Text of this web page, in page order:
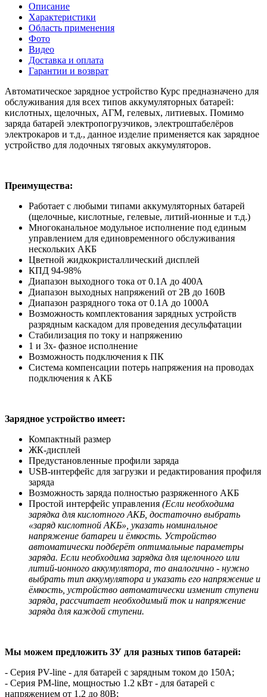
Описание
Характеристики
Область применения
Фото
Видео
Доставка и оплата
Гарантии и возврат
Автоматическое зарядное устройство Курс предназначено для
обслуживания для всех типов аккумуляторных батарей:
кислотных, щелочных, АГМ, гелевых, литиевых. Помимо
заряда батарей электропогрузчиков, электроштабелёров
электрокаров и т.д., данное изделие применяется как зарядное
устройство для лодочных тяговых аккумуляторов.
Преимущества:
Работает с любыми типами аккумуляторных батарей
(щелочные, кислотные, гелевые, литий-ионные и т.д.)
Многоканальное модульное исполнение под единым
управлением для единовременного обслуживания
нескольких АКБ
Цветной жидкокристаллический дисплей
КПД 94-98%
Диапазон выходного тока от 0.1А до 400А
Диапазон выходных напряжений от 2В до 160В
Диапазон разрядного тока от 0.1А до 1000А
Возможность комплектования зарядных устройств
разрядным каскадом для проведения десульфатации
Стабилизация по току и напряжению
1 и 3х- фазное исполнение
Возможность подключения к ПК
Система компенсации потерь напряжения на проводах
подключения к АКБ
Зарядное устройство имеет:
Компактный размер
ЖК-дисплей
Предустановленные профили заряда
USB-интерфейс для загрузки и редактирования профиля
заряда
Возможность заряда полностью разряженного АКБ
Простой интерфейс управления (Если необходима
зарядка для кислотного АКБ, достаточно выбрать
«заряд кислотной АКБ», указать номинальное
напряжение батареи и ёмкость. Устройство
автоматически подберёт оптимальные параметры
заряда. Если необходима зарядка для щелочного или
литий-ионного аккумулятора, то аналогично - нужно
выбрать тип аккумулятора и указать его напряжение и
ёмкость, устройство автоматически изменит ступени
заряда, рассчитает необходимый ток и напряжение
заряда для каждой ступени.
Мы можем предложить ЗУ для разных типов батарей:
- Серия PV-line - для батарей с зарядным током до 150А;
- Серия PM-line, мощностью 1.2 кВт - для батарей с
напряжением от 1.2 до 80В;